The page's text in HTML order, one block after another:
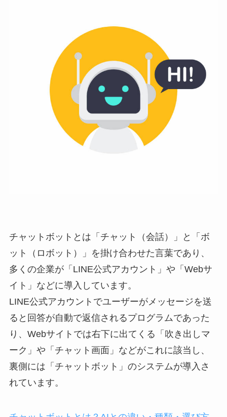
チャットボットとは「チャット（会話）」と「ボ
ット（ロボット）」を掛け合わせた言葉であり、
多くの企業が「LINE公式アカウント」や「Webサ
イト」などに導入しています。
LINE公式アカウントでユーザーがメッセージを送
ると回答が自動で返信されるプログラムであった
り、Webサイトでは右下に出てくる「吹き出しマ
ーク」や「チャット画面」などがこれに該当し、
裏側には「チャットボット」のシステムが導入さ
れています。